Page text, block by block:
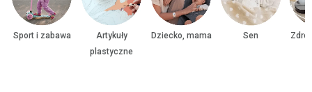
Sport i zabawa
Artykuły
plastyczne
Dziecko, mama Sen